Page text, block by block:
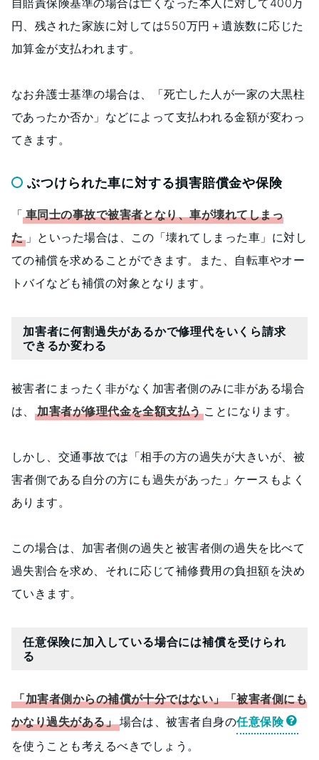
円、残された家族に対しては550万円＋遺族数に応じた
加算金が支払われます。
なお弁護士基準の場合は、「死亡した人が一家の大黒柱
であったか否か」などによって支払われる金額が変わっ
てきます。
ぶつけられた車に対する損害賠償金や保険
「車同士の事故で被害者となり、車が壊れてしまっ
た」といった場合は、この「壊れてしまった車」に対し
ての補償を求めることができます。また、自転車やオー
トバイなども補償の対象となります。
加害者に何割過失があるかで修理代をいくら請求
できるか変わる
被害者にまったく非がなく加害者側のみに非がある場合
は、
加害者が修理代金を全額支払う ことになります。
しかし、交通事故では「相手の方の過失が大きいが、被
害者側である自分の方にも過失があった」ケースもよく
あります。
この場合は、加害者側の過失と被害者側の過失を比べて
過失割合を求め、それに応じて補修費用の負担額を決め
ていきます。
任意保険に加入している場合には補償を受けられ
る
「加害者側からの補償が十分ではない」「被害者側にも
かなり過失がある」場合は、被害者自身の任意保険
を使うことも考えるべきでしょう。